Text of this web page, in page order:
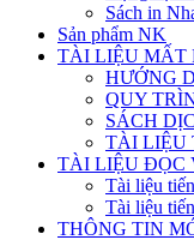
Sách in
Sản phẩm NK
TÀI LIỆU MẤT
HƯỚNG
QUY
SÁCH
TÀI LIỆU
TÀI LIỆU ĐỌC
Tài liệu
Tài liệu
THÔNG TIN